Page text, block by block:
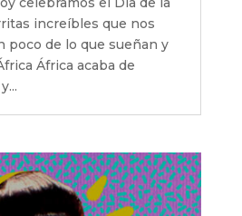
increíbles que nos
poco de lo que sueñan y
África acaba de